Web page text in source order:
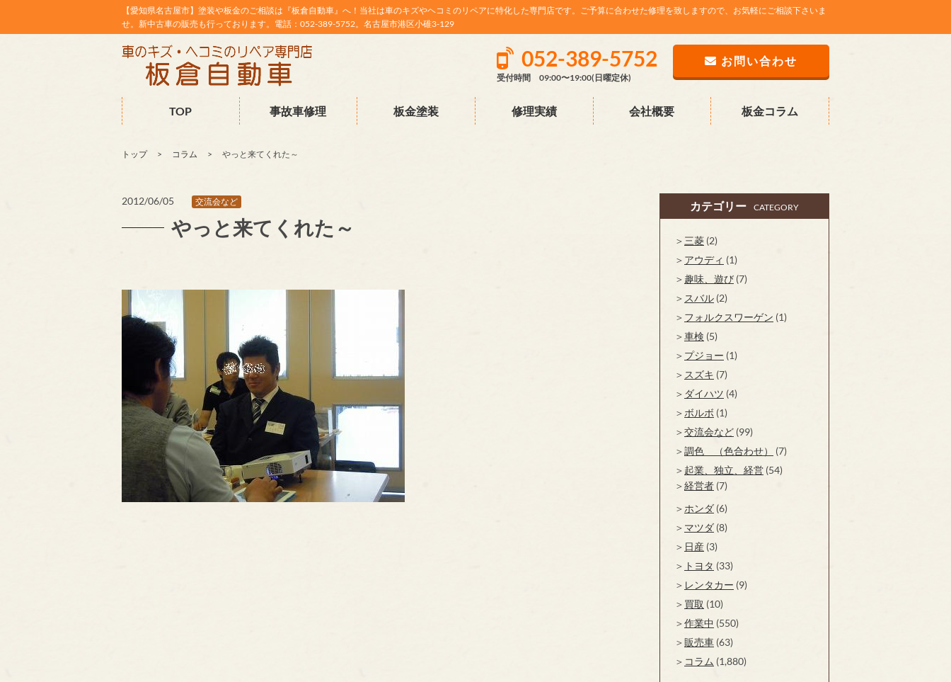
【愛知県名古屋市】塗装や板金のご相談は『板倉自動車』へ！当社は車のキズやヘコミのリペアに特化した専門店です。ご予算に合わせた修理を致しますので、お気軽にご相談下さいま
せ。新中古車の販売も行っております。電話：052-389-5752。名古屋市港区小碓3-129
052-389-5752
受付時間 09:00〜19:00(日曜定休)
お問い合わせ
TOP 事故車修理 板金塗装 修理実績 会社概要 板金コラム
トップ コラム やっと来てくれた～
2012/06/05 交流会など
やっと来てくれた～
カテゴリー CATEGORY
三菱 (2)
アウディ (1)
趣味、遊び (7)
スバル (2)
フォルクスワーゲン (1)
車検 (5)
プジョー (1)
スズキ (7)
ダイハツ (4)
ボルボ (1)
交流会など (99)
調色 （色合わせ）
(7)
起業、独立、経営 (54)
経営者 (7)
ホンダ (6)
マツダ (8)
日産 (3)
トヨタ (33)
レンタカー (9)
買取 (10)
作業中 (550)
販売車 (63)
コラム (1,880)